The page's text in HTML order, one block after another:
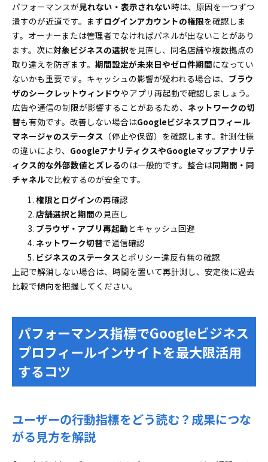
パフォーマンスが見れない・表示されない時は、原因を一つずつ
潰すのが近道です。まずログインアカウントの権限を確認しま
す。オーナーまたは管理者でなければパネルが出ないことがあり
ます。次に対象ビジネスの選択を見直し、同名店舗や複数拠点の
取り違えを防ぎます。 期間設定が未来日やゼロ件期間になってい
ないかも重要です。キャッシュの影響が疑われる場合は、 ブラウ
ザのシークレットウィンドウやアプリ再起動で確認しましょう。
広告や通信の制限が影響することがあるため、 ネットワークの切
替も有効です。改善しない場合はGoogleビジネスプロフィール
マネージャのステータス （停止や保留）を確認します。計測仕様
の違いにより、 GoogleアナリティクスやGoogleマップアナリテ
ィクス的な外部数値とズレるのは一般的です。整合は同期間・同
チャネルで比較するのが安全です。
権限とログインの再確認
店舗選択と期間の見直し
ブラウザ・アプリ再起動とキャッシュ回避
ネットワーク切替で通信確認
ビジネスのステータスとポリシー違反有無の確認
上記で解消しない場合は、時間を置いて再計測し、安定後に過去
比較で傾向を把握してください。
パフォーマンス指標でGoogleビジネス
プロフィールインサイトを最大限活用
するコツ
ユーザーの行動指標をどう読む？成果につな
がる見方を解説